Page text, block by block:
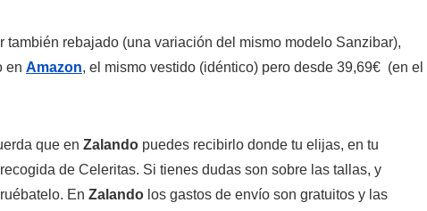
también rebajado (una variación del mismo modelo Sanzibar),
en Amazon, el mismo vestido (idéntico) pero desde 39,69€ (en el
que en Zalando puedes recibirlo donde tu elijas, en tu
de Celeritas. Si tienes dudas son sobre las tallas, y
En Zalando los gastos de envío son gratuitos y las